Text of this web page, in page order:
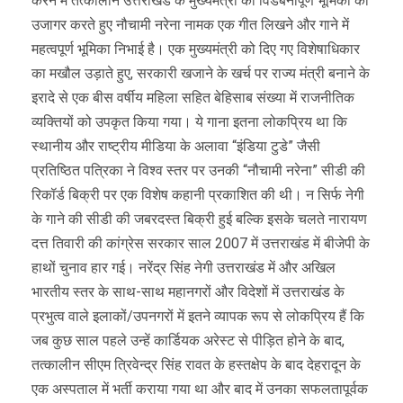
उजागर करते हुए नौचामी नरेना नामक एक गीत लिखने और गाने में
महत्वपूर्ण भूमिका निभाई है। एक मुख्यमंत्री को दिए गए विशेषाधिकार
का मखौल उड़ाते हुए, सरकारी खजाने के खर्च पर राज्य मंत्री बनाने के
इरादे से एक बीस वर्षीय महिला सहित बेहिसाब संख्या में राजनीतिक
व्यक्तियों को उपकृत किया गया। ये गाना इतना लोकप्रिय था कि
स्थानीय और राष्ट्रीय मीडिया के अलावा “इंडिया टुडे” जैसी
प्रतिष्ठित पत्रिका ने विश्व स्तर पर उनकी “नौचामी नरेना” सीडी की
रिकॉर्ड बिक्री पर एक विशेष कहानी प्रकाशित की थी। न सिर्फ नेगी
के गाने की सीडी की जबरदस्त बिक्री हुई बल्कि इसके चलते नारायण
दत्त तिवारी की कांग्रेस सरकार साल 2007 में उत्तराखंड में बीजेपी के
हाथों चुनाव हार गई। नरेंद्र सिंह नेगी उत्तराखंड में और अखिल
भारतीय स्तर के साथ-साथ महानगरों और विदेशों में उत्तराखंड के
प्रभुत्व वाले इलाकों/उपनगरों में इतने व्यापक रूप से लोकप्रिय हैं कि
जब कुछ साल पहले उन्हें कार्डियक अरेस्ट से पीड़ित होने के बाद,
तत्कालीन सीएम त्रिवेन्द्र सिंह रावत के हस्तक्षेप के बाद देहरादून के
एक अस्पताल में भर्ती कराया गया था और बाद में उनका सफलतापूर्वक